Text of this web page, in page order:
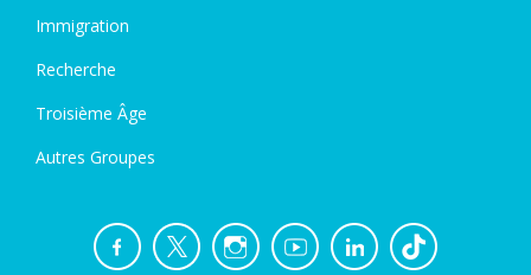
Immigration
Recherche
Troisième Âge
Autres Groupes